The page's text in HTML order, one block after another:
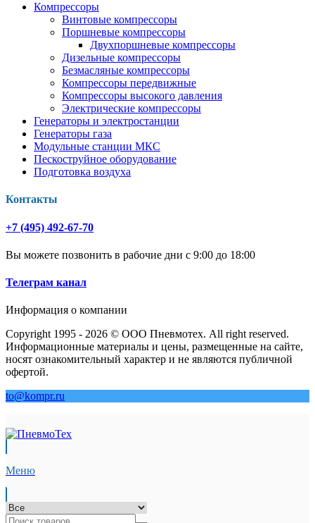
Компрессоры
Винтовые компрессоры
Поршневые компрессоры
Двухпоршневые компрессоры
Дизельные компрессоры
Безмасляные компрессоры
Компрессоры передвижные
Компрессоры высокого давления
Электрические компрессоры
Генераторы и электростанции
Генераторы газа
Модульные станции МКС
Пескоструйное оборудование
Подготовка воздуха
Контакты
+7 (495) 492-67-70
Вы можете позвонить в рабочие дни с 9:00 до 18:00
Телеграм канал
Информация о компании
Copyright 1995 - 2026 © ООО Пневмотех. All right reserved.
Информационные материалы и цены, размещенные на сайте,
носят ознакомительный характер и не являются публичной
офертой.
to@kompr.ru
Меню